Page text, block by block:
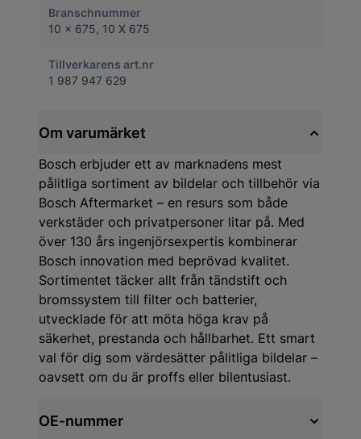
Branschnummer
10 x 675, 10 X 675
Tillverkarens art.nr
1 987 947 629
Om varumärket
Bosch erbjuder ett av marknadens mest
pålitliga sortiment av bildelar och tillbehör via
Bosch Aftermarket – en resurs som både
verkstäder och privatpersoner litar på. Med
över 130 års ingenjörsexpertis kombinerar
Bosch innovation med beprövad kvalitet.
Sortimentet täcker allt från tändstift och
bromssystem till filter och batterier,
utvecklade för att möta höga krav på
säkerhet, prestanda och hållbarhet. Ett smart
val för dig som värdesätter pålitliga bildelar –
oavsett om du är proffs eller bilentusiast.
OE-nummer